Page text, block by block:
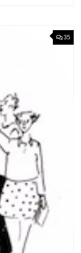
35